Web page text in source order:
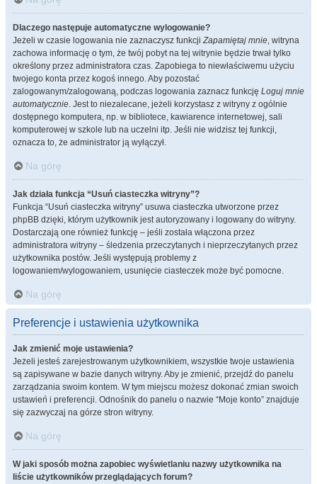
Dlaczego następuje automatyczne wylogowanie?
Jeżeli w czasie logowania nie zaznaczysz funkcjiZapamiętaj mnie, witryna
zachowa informację o tym, że twój pobyt na tej witrynie będzie trwał tylko
określony przez administratora czas. Zapobiega to niewłaściwemu użyciu
twojego konta przez kogoś innego. Aby pozostać
zalogowanym/zalogowaną, podczas logowania zaznacz funkcję Loguj mnie
automatycznie. Jest to niezalecane, jeżeli korzystasz z witryny z ogólnie
dostępnego komputera, np. w bibliotece, kawiarence internetowej, sali
komputerowej w szkole lub na uczelni itp. Jeśli nie widzisz tej funkcji,
oznacza to, że administrator ją wyłączył.
Na górę
Jak działa funkcja “Usuń ciasteczka witryny”?
Funkcja “Usuń ciasteczka witryny” usuwa ciasteczka utworzone przez
phpBB dzięki, którym użytkownik jest autoryzowany i logowany do witryny.
Dostarczają one również funkcję – jeśli została włączona przez
administratora witryny – śledzenia przeczytanych i nieprzeczytanych przez
użytkownika postów. Jeśli występują problemy z
logowaniem/wylogowaniem, usunięcie ciasteczek może być pomocne.
Na górę
Preferencje i ustawienia użytkownika
Jak zmienić moje ustawienia?
Jeżeli jesteś zarejestrowanym użytkownikiem, wszystkie twoje ustawienia
są zapisywane w bazie danych witryny. Aby je zmienić, przejdź do panelu
zarządzania swoim kontem. W tym miejscu możesz dokonać zmian swoich
ustawień i preferencji. Odnośnik do panelu o nazwie “Moje konto” znajduje
się zazwyczaj na górze stron witryny.
Na górę
W jaki sposób można zapobiec wyświetlaniu nazwy użytkownika na
liście użytkowników przeglądających forum?